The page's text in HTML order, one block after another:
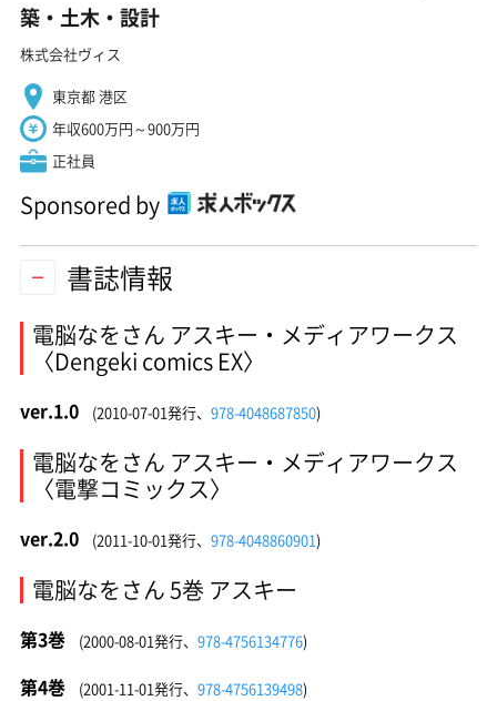
築・土木・設計
株式会社ヴィス
東京都 港区
年収600万円～900万円
正社員
Sponsored by
書誌情報
電脳なをさん アスキー・メディアワークス
〈Dengeki comics EX〉
ver.1.0 (2010-07-01発行、 978-4048687850)
電脳なをさん アスキー・メディアワークス
〈電撃コミックス〉
ver.2.0 (2011-10-01発行、 978-4048860901)
電脳なをさん 5巻 アスキー
第3巻 (2000-08-01発行、 978-4756134776)
第4巻 (2001-11-01発行、 978-4756139498)